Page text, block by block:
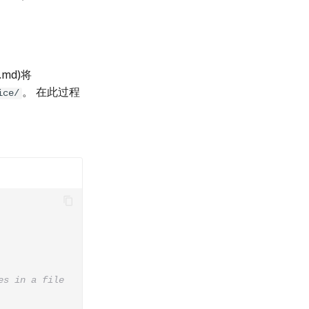
将
。 在此过程
in a file